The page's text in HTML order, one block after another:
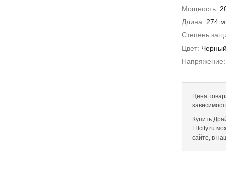
Мощность:
Длина: 274
Степень
Цвет:
Цена
Купить
Elfcity.ru
сайте, в